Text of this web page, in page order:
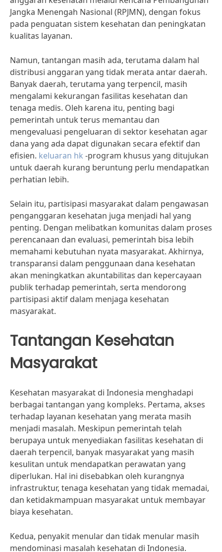
Jangka Menengah Nasional (RPJMN), dengan fokus
pada penguatan sistem kesehatan dan peningkatan
kualitas layanan.
Namun, tantangan masih ada, terutama dalam hal
distribusi anggaran yang tidak merata antar daerah.
Banyak daerah, terutama yang terpencil, masih
mengalami kekurangan fasilitas kesehatan dan
tenaga medis. Oleh karena itu, penting bagi
pemerintah untuk terus memantau dan
mengevaluasi pengeluaran di sektor kesehatan agar
dana yang ada dapat digunakan secara efektif dan
efisien. keluaran hk -program khusus yang ditujukan
untuk daerah kurang beruntung perlu mendapatkan
perhatian lebih.
Selain itu, partisipasi masyarakat dalam pengawasan
penganggaran kesehatan juga menjadi hal yang
penting. Dengan melibatkan komunitas dalam proses
perencanaan dan evaluasi, pemerintah bisa lebih
memahami kebutuhan nyata masyarakat. Akhirnya,
transparansi dalam penggunaan dana kesehatan
akan meningkatkan akuntabilitas dan kepercayaan
publik terhadap pemerintah, serta mendorong
partisipasi aktif dalam menjaga kesehatan
masyarakat.
Tantangan Kesehatan
Masyarakat
Kesehatan masyarakat di Indonesia menghadapi
berbagai tantangan yang kompleks. Pertama, akses
terhadap layanan kesehatan yang merata masih
menjadi masalah. Meskipun pemerintah telah
berupaya untuk menyediakan fasilitas kesehatan di
daerah terpencil, banyak masyarakat yang masih
kesulitan untuk mendapatkan perawatan yang
diperlukan. Hal ini disebabkan oleh kurangnya
infrastruktur, tenaga kesehatan yang tidak memadai,
dan ketidakmampuan masyarakat untuk membayar
biaya kesehatan.
Kedua, penyakit menular dan tidak menular masih
mendominasi masalah kesehatan di Indonesia.